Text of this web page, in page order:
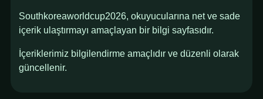
Southkoreaworldcup2026, okuyucularına net ve sade
içerik ulaştırmayı amaçlayan bir bilgi sayfasıdır.
İçeriklerimiz bilgilendirme amaçlıdır ve düzenli olarak
güncellenir.